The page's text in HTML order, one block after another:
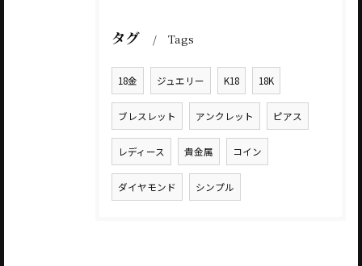
タグ Tags
18金 ジュエリー K18 18K
ブレスレット アンクレット ピアス
レディース 貴金属 コイン
ダイヤモンド シンプル